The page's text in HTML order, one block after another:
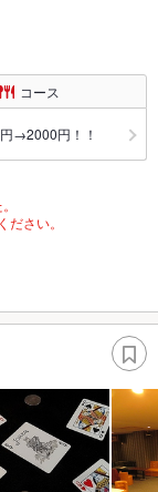
コース
→2000円！！
さい。